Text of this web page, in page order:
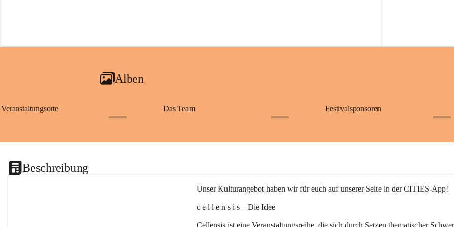
Alben
Veranstaltungsorte Das Team Festivalsponsoren
Beschreibung
Unser Kulturangebot haben wir für euch auf unserer Seite in der CITIES-App!
c e l l e n s i s – Die Idee
Cellensis ist eine Veranstaltungsreihe, die sich durch Setzen thematischer